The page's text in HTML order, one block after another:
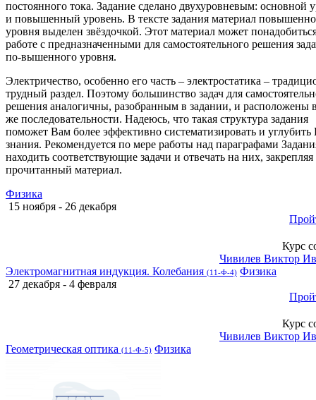
постоянного тока. Задание сделано двухуровневым: основной
и повышенный уровень. В тексте задания материал
уровня выделен звёздочкой. Этот материал может
работе с предназначенными для самостоятельного решения
по-вышенного уровня.
Электричество, особенно его часть – электростатика –
трудный раздел. Поэтому большинство задач для
решения аналогичны, разобранным в задании, и расположены
же последовательности. Надеюсь, что такая структура задания
поможет Вам более эффективно систематизировать и
знания. Рекомендуется по мере работы над параграфами
находить соответствующие задачи и отвечать на них,
прочитанный материал.
Физика
15 ноября - 26 декабря
Курс
Чивилев Виктор
Электромагнитная индукция. Колебания (11-Ф-4) Физика
27 декабря - 4 февраля
Курс
Чивилев Виктор
Геометрическая оптика (11-Ф-5) Физика